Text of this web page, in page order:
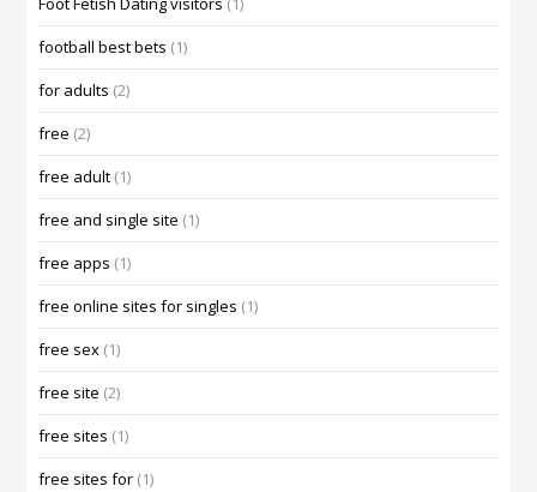
football best bets (1)
for adults (2)
free (2)
free adult (1)
free and single site (1)
free apps (1)
free online sites for singles (1)
free sex (1)
free site (2)
free sites (1)
free sites for (1)